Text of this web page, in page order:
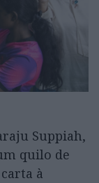
Suppiah,
quilo de
à